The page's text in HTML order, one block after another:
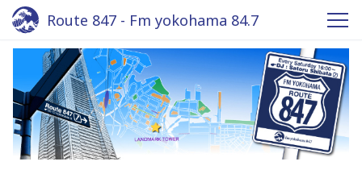
Route 847 - Fm yokohama 84.7